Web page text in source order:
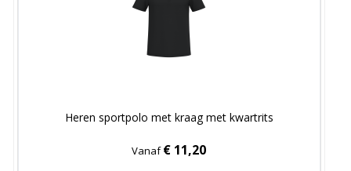
Heren sportpolo met kraag met kwartrits
Vanaf€ 11,20